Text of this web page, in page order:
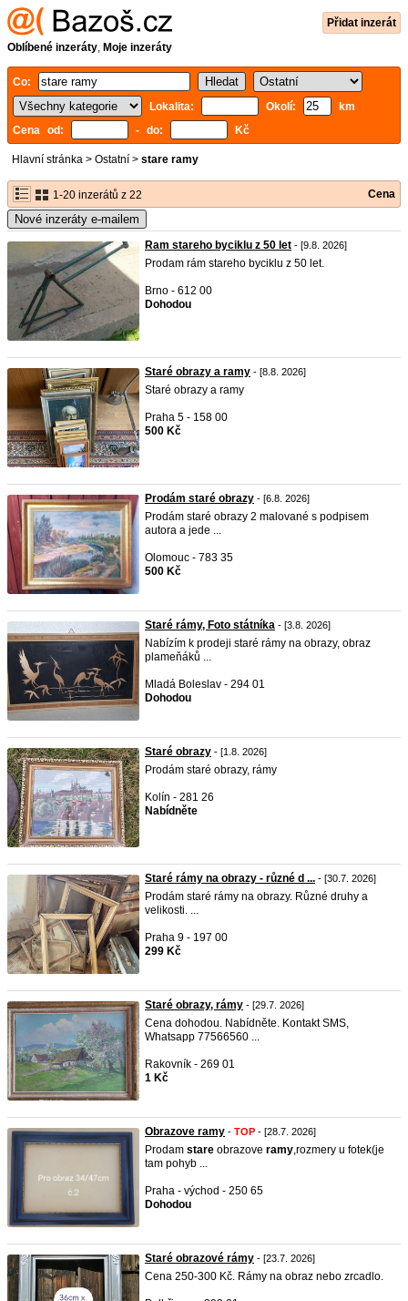
Přidat inzerát
Oblíbené inzeráty, Moje inzeráty
Co:
Lokalita:
Okolí:
km
Cena od:
- do: Kč
Hlavní stránka > Ostatní > stare ramy
1-20 inzerátů z 22 Cena
Nové inzeráty e-mailem
Ram stareho byciklu z 50 let - [9.8. 2026]
Prodam rám stareho byciklu z 50 let.
Brno - 612 00
Dohodou
Staré obrazy a ramy - [8.8. 2026]
Staré obrazy a ramy
Praha 5 - 158 00
500 Kč
Prodám staré obrazy - [6.8. 2026]
Prodám staré obrazy 2 malované s podpisem
autora a jede ...
Olomouc - 783 35
500 Kč
Staré rámy, Foto státníka - [3.8. 2026]
Nabízím k prodeji staré rámy na obrazy, obraz
plameňáků ...
Mladá Boleslav - 294 01
Dohodou
Staré obrazy - [1.8. 2026]
Prodám staré obrazy, rámy
Kolín - 281 26
Nabídněte
Staré rámy na obrazy - různé d ... - [30.7. 2026]
Prodám staré rámy na obrazy. Různé druhy a
velikosti. ...
Praha 9 - 197 00
299 Kč
Staré obrazy, rámy - [29.7. 2026]
Cena dohodou. Nabídněte. Kontakt SMS,
Whatsapp 77566560 ...
Rakovník - 269 01
1 Kč
Obrazove ramy - TOP - [28.7. 2026]
Prodam stare obrazove ramy,rozmery u fotek(je
tam pohyb ...
Praha - východ - 250 65
Dohodou
Staré obrazové rámy - [23.7. 2026]
Cena 250-300 Kč. Rámy na obraz nebo zrcadlo.